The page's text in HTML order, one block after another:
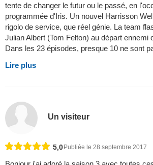
tente de changer le futur ou le passé, en
programmée d'Iris. Un nouvel Harrisson
rigolo de service, que réel génie. La team
Julian Albert (Tom Felton) au départ ennemi
Dans les 23 épisodes, presque 10 ne sont
Lire plus
Un visiteur
5,0 Publiée le 28 septembre 2017